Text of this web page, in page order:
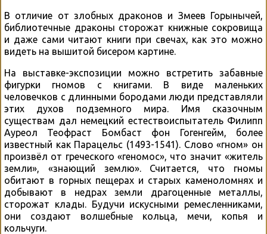
В отличие от злобных драконов и Змеев Горынычей,
библиотечные драконы сторожат книжные сокровища
и даже сами читают книги при свечах, как это можно
видеть на вышитой бисером картине.
На выставке-экспозиции можно встретить забавные
фигурки гномов с книгами. В виде маленьких
человечков с длинными бородами люди представляли
этих духов подземного мира. Имя сказочным
существам дал немецкий естествоиспытатель Филипп
Ауреол Теофраст Бомбаст фон Гогенгейм, более
известный как Парацельс (1493-1541). Слово «гном» он
произвёл от греческого «геномос», что значит «житель
земли», «знающий землю». Считается, что гномы
обитают в горных пещерах и старых каменоломнях и
добывают в недрах земли драгоценные металлы,
сторожат клады. Будучи искусными ремесленниками,
они создают волшебные кольца, мечи, копья и
кольчуги.